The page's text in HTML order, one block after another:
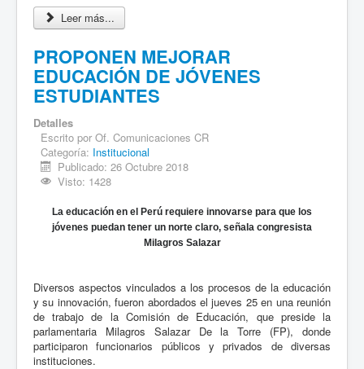
Leer más...
PROPONEN MEJORAR
EDUCACIÓN DE JÓVENES
ESTUDIANTES
Detalles
Escrito por Of. Comunicaciones CR
Categoría: Institucional
Publicado: 26 Octubre 2018
Visto: 1428
La educación en el Perú requiere innovarse para que los
jóvenes puedan tener un norte claro, señala congresista
Milagros Salazar
Diversos aspectos vinculados a los procesos de la educación
y su innovación, fueron abordados el jueves 25 en una reunión
de trabajo de la Comisión de Educación, que preside la
parlamentaria Milagros Salazar De la Torre (FP), donde
participaron funcionarios públicos y privados de diversas
instituciones.